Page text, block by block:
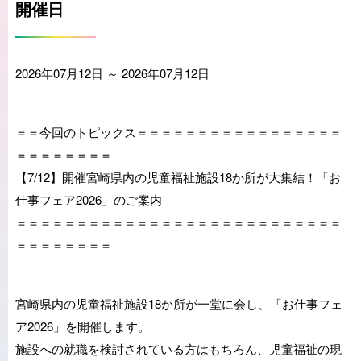
開催日
2026年07月12日 ～ 2026年07月12日
＝＝今回のトピックス＝＝＝＝＝＝＝＝＝＝＝＝＝＝＝＝＝
＝＝＝＝＝＝＝＝
【7/12】開催宮崎県内の児童福祉施設18か所が大集結！「お
仕事フェア2026」のご案内
＝＝＝＝＝＝＝＝＝＝＝＝＝＝＝＝＝＝＝＝＝＝＝＝＝＝＝
＝＝＝＝＝＝＝＝
宮崎県内の児童福祉施設18か所が一堂に会し、「お仕事フェ
ア2026」を開催します。
施設への就職を検討されている方はもちろん、児童福祉の現